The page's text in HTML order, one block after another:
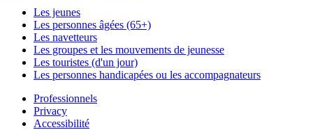
Les jeunes
Les personnes âgées (65+)
Les navetteurs
Les groupes et les mouvements de jeunesse
Les touristes (d'un jour)
Les personnes handicapées ou les accompagnateurs
Professionnels
Privacy
Accessibilité